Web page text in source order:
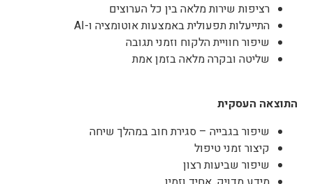
רציפות שירות מלאה בין כל הערוצים
התייעלות תפעולית באמצעות אוטומציה ו-AI
שיפור חוויית הלקוח וזמני תגובה
שליטה ובקרה מלאה בזמן אמת
התוצאה העסקית
שיפור בגבייה – סגירת חוב במהלך שיחה
קיצור זמני טיפול
שיפור שביעות רצון